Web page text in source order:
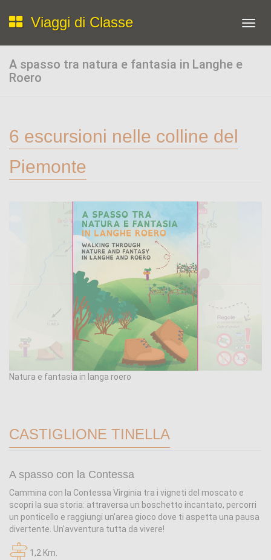
Viaggi di Classe
A spasso tra natura e fantasia in Langhe e
Roero
6 escursioni nelle colline del
Piemonte
Natura e fantasia in langa roero
CASTIGLIONE TINELLA
A spasso con la Contessa
Cammina con la Contessa Virginia tra i vigneti del moscato e
scopri la sua storia: attraversa un boschetto incantato, percorri
un ponticello e raggiungi un'area gioco dove ti aspetta una pausa
divertente. Un'avventura tutta da vivere!
1,2 Km.